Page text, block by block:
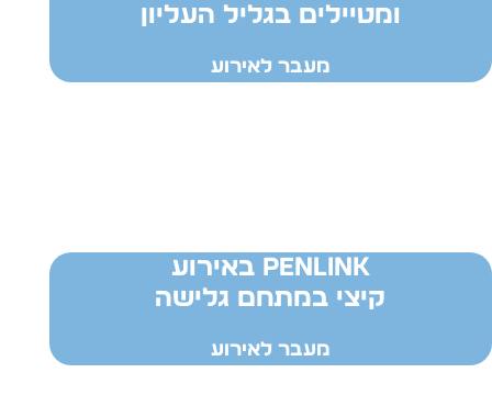
ומטיילים בגליל העליון
מעבר לאירוע
PENLINK באירוע
קיצי במתחם גלישה
מעבר לאירוע